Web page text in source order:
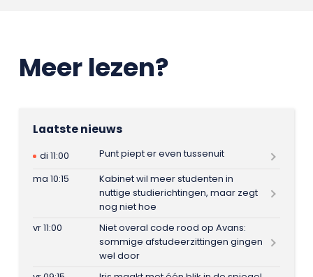
Meer lezen?
Laatste nieuws
di 11:00
Punt piept er even tussenuit
ma 10:15
Kabinet wil meer studenten in
nuttige studierichtingen, maar zegt
nog niet hoe
vr 11:00
Niet overal code rood op Avans:
sommige afstudeerzittingen gingen
wel door